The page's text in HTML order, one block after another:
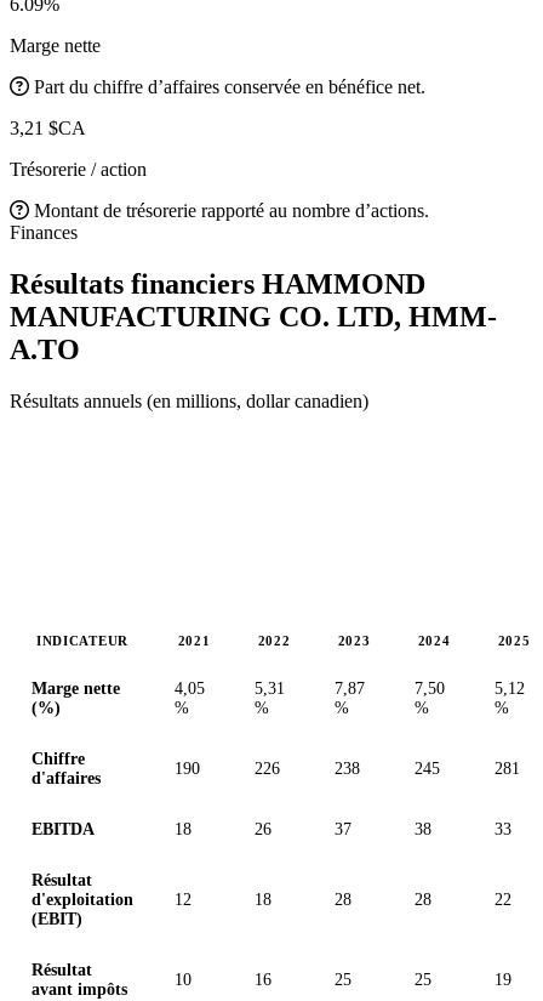
Marge nette
Part du chiffre d’affaires conservée en bénéfice net.
3,21 $CA
Trésorerie / action
Montant de trésorerie rapporté au nombre d’actions.
Finances
Résultats financiers HAMMOND
MANUFACTURING CO. LTD, HMM-
A.TO
Résultats annuels (en millions, dollar canadien)
INDICATEUR 2021 2022 2023 2024 2025
Marge nette
(%)
4,05
%
5,31
%
7,87
%
7,50
%
5,12
%
Chiffre
d'affaires
190 226 238 245 281
EBITDA 18 26 37 38 33
Résultat
d'exploitation
(EBIT)
12 18 28 28 22
Résultat
avant impôts
10 16 25 25 19